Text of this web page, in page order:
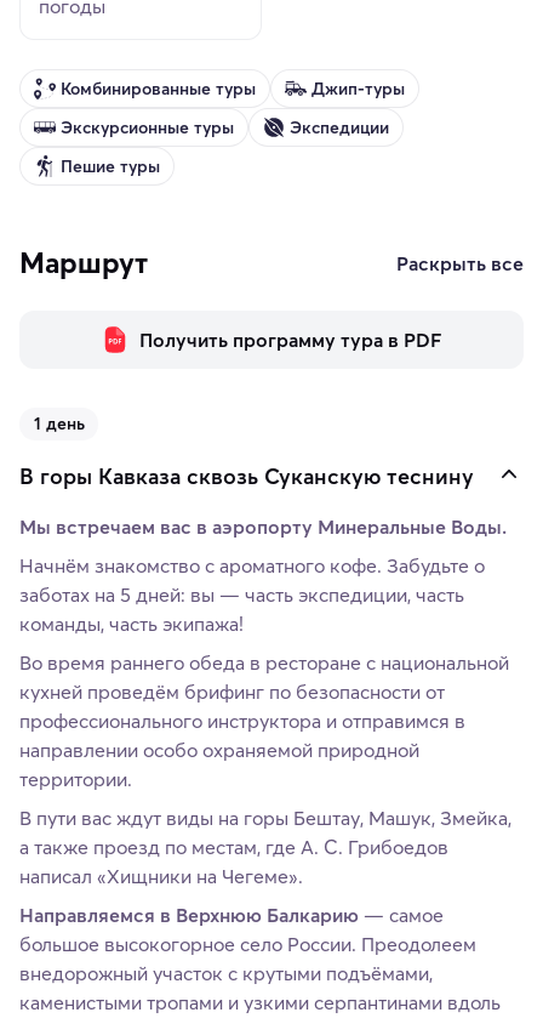
погоды
Комбинированные туры
Джип-туры
Экскурсионные туры
Экспедиции
Пешие туры
Маршрут Раскрыть все
Получить программу тура в PDF
1 день
В горы Кавказа сквозь Суканскую теснину
Мы встречаем вас в аэропорту Минеральные Воды.
Начнём знакомство с ароматного кофе. Забудьте о
заботах на 5 дней: вы — часть экспедиции, часть
команды, часть экипажа!
Во время раннего обеда в ресторане с национальной
кухней проведём брифинг по безопасности от
профессионального инструктора и отправимся в
направлении особо охраняемой природной
территории.
В пути вас ждут виды на горы Бештау, Машук, Змейка,
а также проезд по местам, где А. С. Грибоедов
написал «Хищники на Чегеме».
Направляемся в Верхнюю Балкарию — самое
большое высокогорное село России. Преодолеем
внедорожный участок с крутыми подъёмами,
каменистыми тропами и узкими серпантинами вдоль